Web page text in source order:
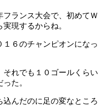
ランス大会で、初めてＷ
現するからね。
６のチャンピオンになっ
れでも１０ゴールくらい
た。
んだのに足の変なところ